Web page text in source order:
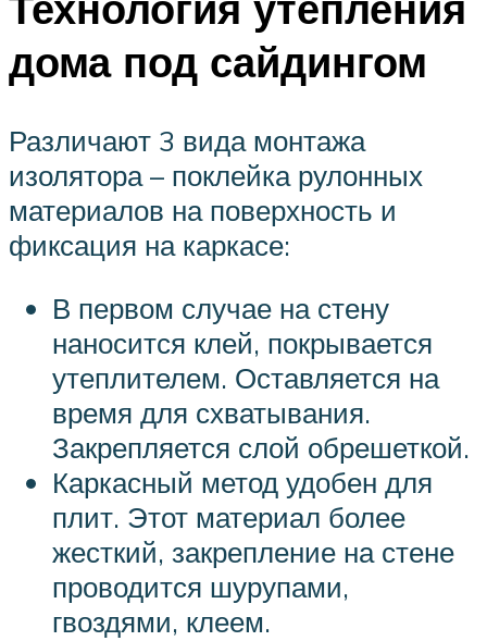
дома под сайдингом
Различают 3 вида монтажа
изолятора – поклейка рулонных
материалов на поверхность и
фиксация на каркасе:
В первом случае на стену
наносится клей, покрывается
утеплителем. Оставляется на
время для схватывания.
Закрепляется слой обрешеткой.
Каркасный метод удобен для
плит. Этот материал более
жесткий, закрепление на стене
проводится шурупами,
гвоздями, клеем.